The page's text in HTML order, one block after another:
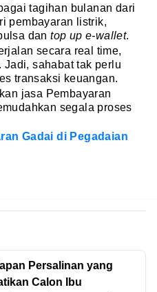
tagihan bulanan dari
pembayaran listrik,
dantop up e-wallet.
secara real time,
Jadi, sahabat tak perlu
transaksi keuangan.
jasa Pembayaran
segala proses
Gadai di Pegadaian
Persalinan yang
Calon Ibu